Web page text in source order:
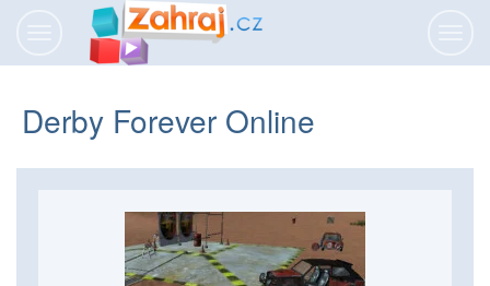
Derby Forever Online